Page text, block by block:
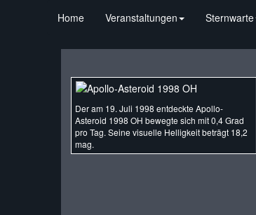
Home Veranstaltungen Sternwarte
Der am 19. Juli 1998 entdeckte Apollo-
Asteroid 1998 OH bewegte sich mit 0,4 Grad
pro Tag. Seine visuelle Helligkeit beträgt 18,2
mag.